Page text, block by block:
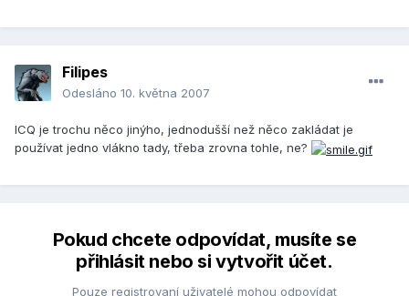
Filipes
Odesláno 10. května 2007
ICQ je trochu něco jinýho, jednodušší než něco zakládat je
používat jedno vlákno tady, třeba zrovna tohle, ne?
Pokud chcete odpovídat, musíte se
přihlásit nebo si vytvořit účet.
Pouze registrovaní uživatelé mohou odpovídat